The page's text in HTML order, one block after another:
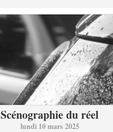
Scénographie du réel
lundi 10 mars 2025